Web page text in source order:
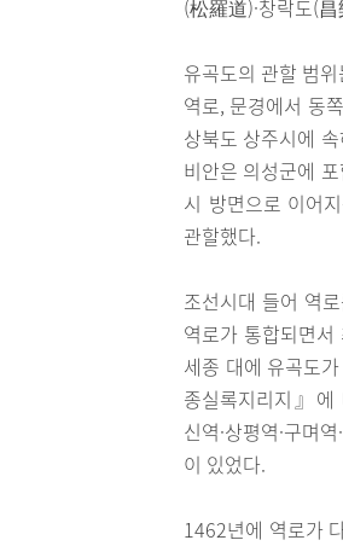
(松羅道)·창락도(
유곡도의 관할 범
역로, 문경에서 동
상북도 상주시에
비안은 의성군에
시 방면으로 이어
관할했다.
조선시대 들어 역
역로가 통합되면
세종 대에 유곡도
종실록지리지』에
신역·상평역·구며
이 있었다.
1462년에 역로가